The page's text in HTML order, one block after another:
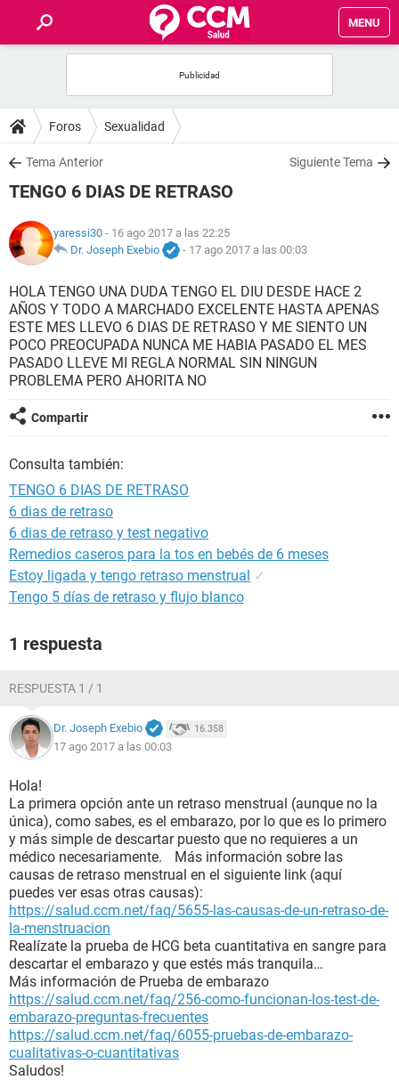
MENU
FOROS
SALUD
NUTRICIÓN
BIENESTAR
SEXUALIDAD
GLOSARIO
Foros Sexualidad
Tema Anterior Siguiente Tema
TENGO 6 DIAS DE RETRASO
yaressi30 - 16 ago 2017 a las 22:25
Dr. Joseph Exebio
- 17 ago 2017 a las 00:03
HOLA TENGO UNA DUDA TENGO EL DIU DESDE HACE 2
AÑOS Y TODO A MARCHADO EXCELENTE HASTA APENAS
ESTE MES LLEVO 6 DIAS DE RETRASO Y ME SIENTO UN
POCO PREOCUPADA NUNCA ME HABIA PASADO EL MES
PASADO LLEVE MI REGLA NORMAL SIN NINGUN
PROBLEMA PERO AHORITA NO
Compartir
Consulta también:
TENGO 6 DIAS DE RETRASO
6 dias de retraso
6 dias de retraso y test negativo
Remedios caseros para la tos en bebés de 6 meses
Estoy ligada y tengo retraso menstrual ✓
Tengo 5 días de retraso y flujo blanco
1 respuesta
RESPUESTA 1 / 1
Dr. Joseph Exebio 16.358
17 ago 2017 a las 00:03
Hola!
La primera opción ante un retraso menstrual (aunque no la
única), como sabes, es el embarazo, por lo que es lo primero
y más simple de descartar puesto que no requieres a un
médico necesariamente. Más información sobre las
causas de retraso menstrual en el siguiente link (aquí
puedes ver esas otras causas):
https://salud.ccm.net/faq/5655-las-causas-de-un-retraso-de-
la-menstruacion
Realízate la prueba de HCG beta cuantitativa en sangre para
descartar el embarazo y que estés más tranquila…
Más información de Prueba de embarazo
https://salud.ccm.net/faq/256-como-funcionan-los-test-de-
embarazo-preguntas-frecuentes
https://salud.ccm.net/faq/6055-pruebas-de-embarazo-
cualitativas-o-cuantitativas
Saludos!